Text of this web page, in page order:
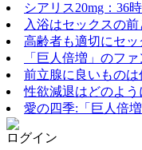
シアリス20mg：36
入浴はセックスの
高齢者も適切にセッ
「巨人倍増」のフ
前立腺に良いものは
性欲減退はどのよう
愛の四季:「巨人倍
ログイン